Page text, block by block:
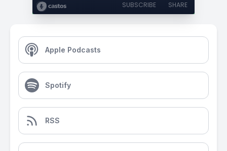
SUBSCRIBE SHARE
Apple Podcasts
Spotify
RSS